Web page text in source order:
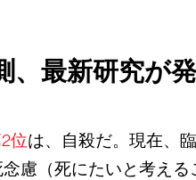
、最新研究が
位は、自殺だ。現在、
慮（死にたいと考え